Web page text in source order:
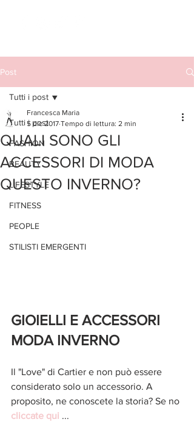
Post
Tutti i post
FASHION
BEAUTY
LIFESTYLE
FITNESS
PEOPLE
STILISTI EMERGENTI
Tutti i post
QUALI SONO GLI
ACCESSORI DI MODA
QUESTO INVERNO?
Francesca Maria
5 dic 2017 Tempo di lettura: 2 min
GIOIELLI E ACCESSORI
MODA INVERNO
Il "Love" di Cartier e non può essere
considerato solo un accessorio. A
proposito, ne conoscete la storia? Se no
cliccate qui ...